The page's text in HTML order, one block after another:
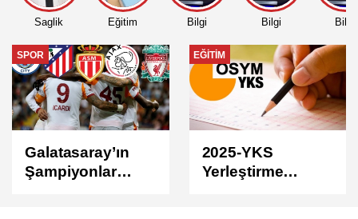
Saglik Eğitim Bilgi Bilgi Bilgi
EĞITIM
2025-YKS
Yerleştirme
EĞITIM
2025 DGS Sınav
Sonuçları